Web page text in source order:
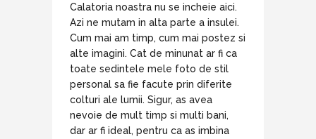
Calatoria noastra nu se incheie aici.
Azi ne mutam in alta parte a insulei.
Cum mai am timp, cum mai postez si
alte imagini. Cat de minunat ar fi ca
toate sedintele mele foto de stil
personal sa fie facute prin diferite
colturi ale lumii. Sigur, as avea
nevoie de mult timp si multi bani,
dar ar fi ideal, pentru ca as imbina